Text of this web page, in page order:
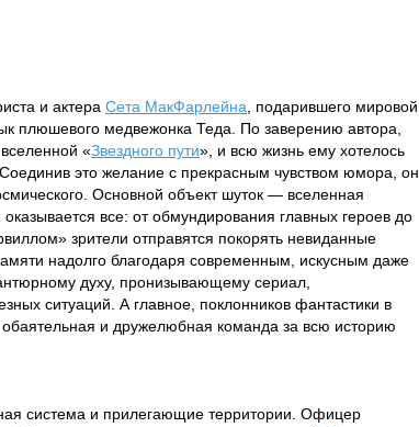
и актера Сета МакФарлейна , подарившего мировой
плюшевого медвежонка Теда. По заверению автора,
«Звездного пути», и всю жизнь ему хотелось
это желание с прекрасным чувством юмора, он
Основной объект шуток — вселенная
все: от обмундирования главных героев до
зрители отправятся покорять невиданные
надолго благодаря современным, искусным даже
духу, пронизывающему сериал,
ситуаций. А главное, поклонников фантастики в
и дружелюбная команда за всю историю
система и прилегающие территории. Офицер